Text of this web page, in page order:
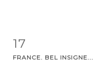
Item detail
17
FRANCE. BEL INSIGNE...